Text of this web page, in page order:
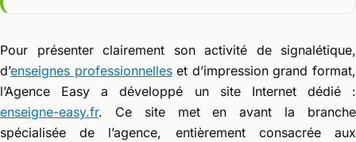
Pour présenter clairement son activité de signalétique,
d’enseignes professionnelleset d’impression grand format,
l’Agence Easy a développé un site Internet dédié :
enseigne-easy.fr. Ce site met en avant la branche
spécialisée de l’agence, entièrement consacrée aux